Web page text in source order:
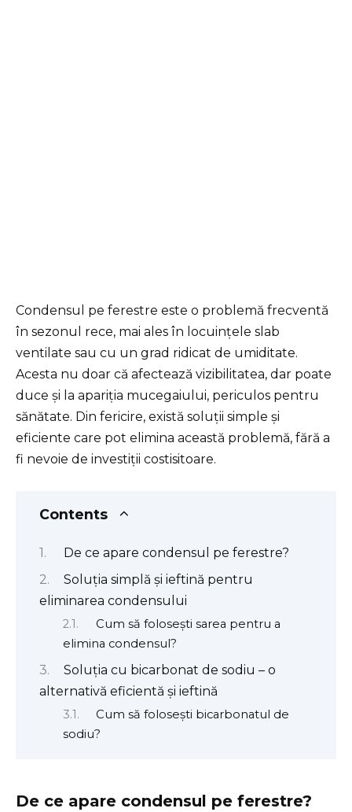
Condensul pe ferestre este o problemă frecventă
în sezonul rece, mai ales în locuințele slab
ventilate sau cu un grad ridicat de umiditate.
Acesta nu doar că afectează vizibilitatea, dar poate
duce și la apariția mucegaiului, periculos pentru
sănătate. Din fericire, există soluții simple și
eficiente care pot elimina această problemă, fără a
fi nevoie de investiții costisitoare.
Contents
De ce apare condensul pe ferestre?
Soluția simplă și ieftină pentru
eliminarea condensului
Cum să folosești sarea pentru a
elimina condensul?
Soluția cu bicarbonat de sodiu – o
alternativă eficientă și ieftină
Cum să folosești bicarbonatul de
sodiu?
De ce apare condensul pe ferestre?